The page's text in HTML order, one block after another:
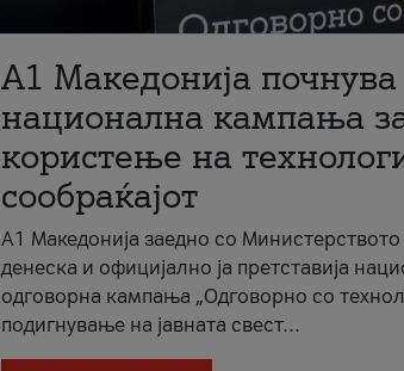
A1 Македонија
национална кампања
користење на
сообраќајот
A1 Македонија заедно со
денеска и официјално ја претставија
одговорна кампања „Одговорно со
подигнување на јавната свест...